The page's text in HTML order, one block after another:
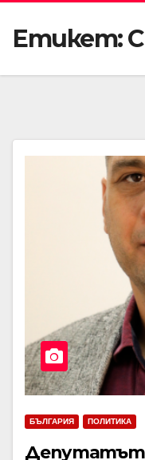
Етикет:
БЪЛГАРИЯ ПОЛИТИКА
Депутатът